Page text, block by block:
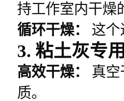
持工作室内干燥
循环干燥：
这个
3. 粘土灰专
高效干燥：
真空
质。